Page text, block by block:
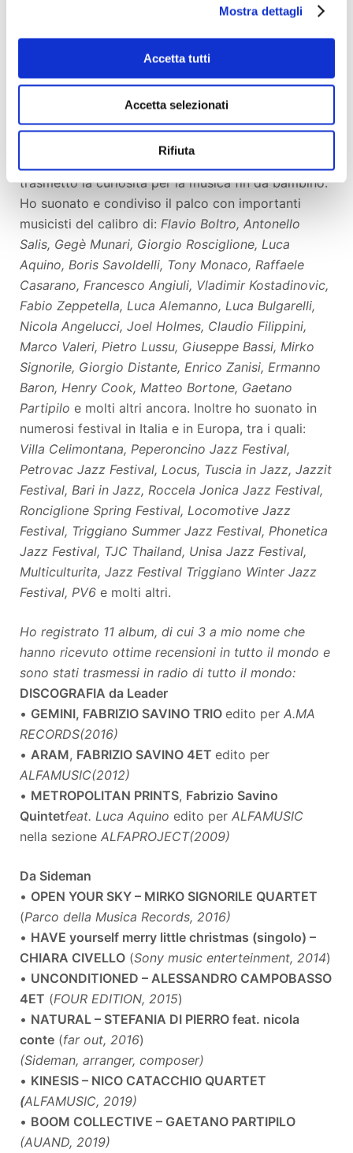
Mostra dettagli
Accetta tutti
Accetta selezionati
Rifiuta
Provengo da una famiglia dove nessuna era un
musicista. A casa non si ascoltava molta musica, ma
credo di aver assorbito inconsciamente la sensibilità
artistica di mio nonno, che in maniera amatoriale
suonava la fisarmonica pur facendo di mestiere il
muratore.
trasmetto la curiosità per la musica fin da bambino.
Ho suonato e condiviso il palco con importanti
musicisti del calibro di: Flavio Boltro, Antonello
Salis, Gegè Munari, Giorgio Rosciglione, Luca
Aquino, Boris Savoldelli, Tony Monaco, Raffaele
Casarano, Francesco Angiuli, Vladimir Kostadinovic,
Fabio Zeppetella, Luca Alemanno, Luca Bulgarelli,
Nicola Angelucci, Joel Holmes, Claudio Filippini,
Marco Valeri, Pietro Lussu, Giuseppe Bassi, Mirko
Signorile, Giorgio Distante, Enrico Zanisi, Ermanno
Baron, Henry Cook, Matteo Bortone, Gaetano
Partipilo e molti altri ancora. Inoltre ho suonato in
numerosi festival in Italia e in Europa, tra i quali:
Villa Celimontana, Peperoncino Jazz Festival,
Petrovac Jazz Festival, Locus, Tuscia in Jazz, Jazzit
Festival, Bari in Jazz, Roccela Jonica Jazz Festival,
Ronciglione Spring Festival, Locomotive Jazz
Festival, Triggiano Summer Jazz Festival, Phonetica
Jazz Festival, TJC Thailand, Unisa Jazz Festival,
Multiculturita, Jazz Festival Triggiano Winter Jazz
Festival, PV6 e molti altri.
Ho registrato 11 album, di cui 3 a mio nome che
hanno ricevuto ottime recensioni in tutto il mondo e
sono stati trasmessi in radio di tutto il mondo:
DISCOGRAFIA da Leader
• GEMINI, FABRIZIO SAVINO TRIO edito per A.MA
RECORDS(2016)
• ARAM, FABRIZIO SAVINO 4ET edito per
ALFAMUSIC(2012)
• METROPOLITAN PRINTS, Fabrizio Savino
Quintetfeat. Luca Aquino edito per ALFAMUSIC
nella sezione ALFAPROJECT(2009)
Da Sideman
• OPEN YOUR SKY – MIRKO SIGNORILE QUARTET
(Parco della Musica Records, 2016)
• HAVE yourself merry little christmas (singolo) –
CHIARA CIVELLO (Sony music enterteinment, 2014)
• UNCONDITIONED – ALESSANDRO CAMPOBASSO
4ET (FOUR EDITION, 2015)
• NATURAL – STEFANIA DI PIERRO feat. nicola
conte (far out, 2016)
(Sideman, arranger, composer)
• KINESIS – NICO CATACCHIO QUARTET
(ALFAMUSIC, 2019)
• BOOM COLLECTIVE – GAETANO PARTIPILO
(AUAND, 2019)